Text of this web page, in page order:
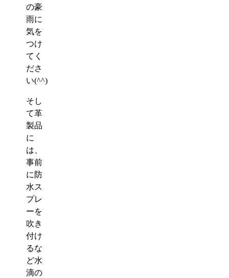
の豪
雨に
気を
つけ
てく
ださ
い(^^)
そし
て革
製品
に
は、
事前
に防
水ス
プレ
ーを
吹き
付け
るな
ど水
滴の